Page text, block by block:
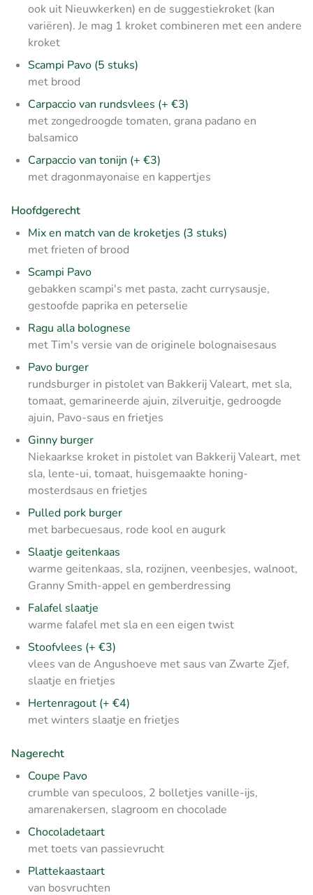
ook uit Nieuwkerken) en de suggestiekroket (kan
variëren). Je mag 1 kroket combineren met een andere
kroket
Scampi Pavo (5 stuks)
met brood
Carpaccio van rundsvlees (+ €3)
met zongedroogde tomaten, grana padano en
balsamico
Carpaccio van tonijn (+ €3)
met dragonmayonaise en kappertjes
Hoofdgerecht
Mix en match van de kroketjes (3 stuks)
met frieten of brood
Scampi Pavo
gebakken scampi's met pasta, zacht currysausje,
gestoofde paprika en peterselie
Ragu alla bolognese
met Tim's versie van de originele bolognaisesaus
Pavo burger
rundsburger in pistolet van Bakkerij Valeart, met sla,
tomaat, gemarineerde ajuin, zilveruitje, gedroogde
ajuin, Pavo-saus en frietjes
Ginny burger
Niekaarkse kroket in pistolet van Bakkerij Valeart, met
sla, lente-ui, tomaat, huisgemaakte honing-
mosterdsaus en frietjes
Pulled pork burger
met barbecuesaus, rode kool en augurk
Slaatje geitenkaas
warme geitenkaas, sla, rozijnen, veenbesjes, walnoot,
Granny Smith-appel en gemberdressing
Falafel slaatje
warme falafel met sla en een eigen twist
Stoofvlees (+ €3)
vlees van de Angushoeve met saus van Zwarte Zjef,
slaatje en frietjes
Hertenragout (+ €4)
met winters slaatje en frietjes
Nagerecht
Coupe Pavo
crumble van speculoos, 2 bolletjes vanille-ijs,
amarenakersen, slagroom en chocolade
Chocoladetaart
met toets van passievrucht
Plattekaastaart
van bosvruchten